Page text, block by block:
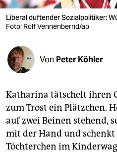
verlag
verlag
veranstaltungen
shop
unterstützen
abo
genossenschaft
Liberal duftender Sozialpolitiker:
Foto: Rolf Vennenbernd/ap
Von Peter Köhler
Katharina tätschelt ihren
zum Trost ein Plätzchen.
auf zwei Beinen stehend,
mit der Hand und schenkt
Töchterchen im